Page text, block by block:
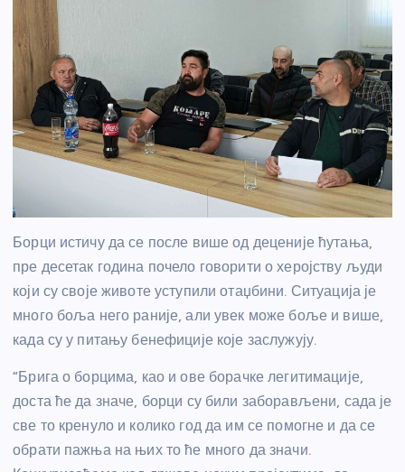
Борци истичу да се после више од деценије ћутања,
пре десетак година почело говорити о херојству људи
који су своје животе уступили отаџбини. Ситуација је
много боља него раније, али увек може боље и више,
када су у питању бенефиције које заслужују.
“Брига о борцима, као и ове борачке легитимације,
доста ће да значе, борци су били заборављени, сада је
све то кренуло и колико год да им се помогне и да се
обрати пажња на њих то ће много да значи.